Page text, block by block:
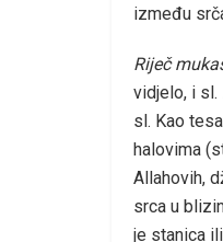
između
Riječ
vidjelo, i sl.
sl. Kao
halovima
Allahovih,
srca u
je stanica ili